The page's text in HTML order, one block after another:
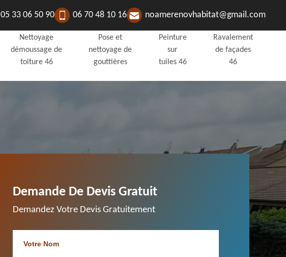
05 33 06 50 90 06 70 48 10 16 noamerenovhabitat@gmail.com
Nettoyage
démoussage de
toiture 46
Pose et
nettoyage de
gouttières
Peinture
sur
tuiles 46
Ravalement
de façades
46
Demande De Devis Gratuit
Demandez Votre Devis Gratuitement